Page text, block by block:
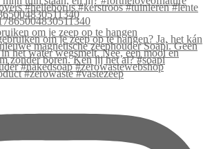
om je zeep op te hangen